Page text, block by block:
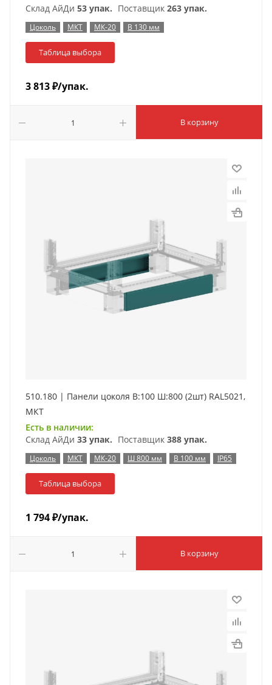
Склад АйДи 53 упак. Поставщик 263 упак.
Цоколь МКТ МК-20 В 130 мм
Таблица выбора
3 813₽/упак.
В корзину
510.180 | Панели цоколя В:100 Ш:800 (2шт) RAL5021,
МКТ
Есть в наличии:
Склад АйДи 33 упак. Поставщик 388 упак.
Цоколь МКТ МК-20 Ш 800 мм В 100 мм IP65
Таблица выбора
1 794₽/упак.
В корзину